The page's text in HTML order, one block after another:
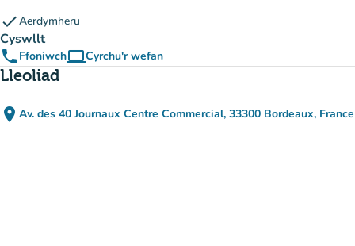
checkAerdymheru
Cyswllt
phone FfoniwchcomputerCyrchu'r wefan
(tab newydd)
Lleoliad
place Av. des 40 Journaux Centre Commercial, 33300 Bordeaux, France
(agor yn Google Maps)
(tab newydd)